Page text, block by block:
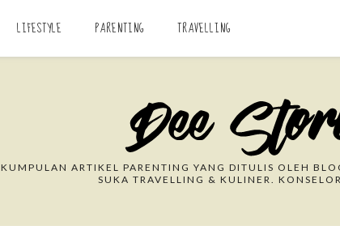
LIFESTYLE PARENTING TRAVELLING
Search This Blog
KUMPULAN ARTIKEL PARENTING YANG DITULIS OLEH
SUKA TRAVELLING & KULINER.